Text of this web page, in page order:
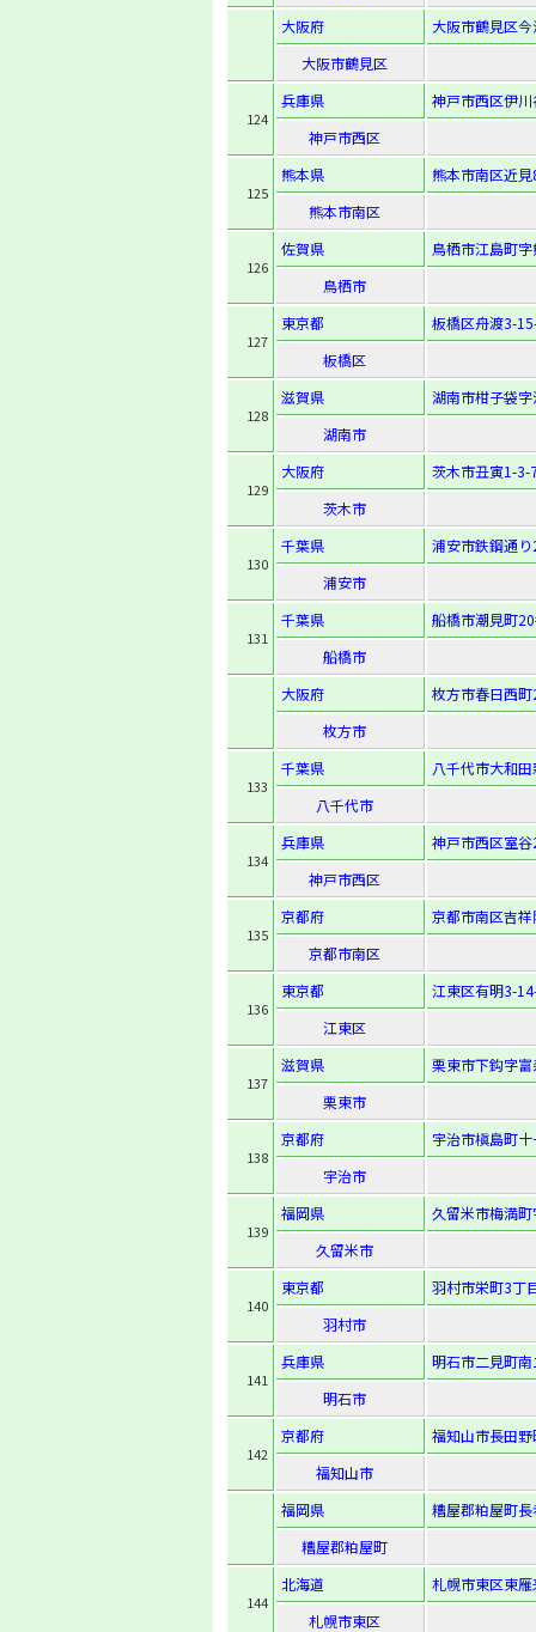
大阪府
大阪市鶴見区
大阪市鶴見区
124
兵庫県
神戸市西区伊
神戸市西区
125
熊本県
熊本市南区近
熊本市南区
126
佐賀県
鳥栖市江島町
鳥栖市
127
東京都
板橋区舟渡3-
板橋区
128
滋賀県
湖南市柑子袋
湖南市
129
大阪府
茨木市丑寅1-3-
茨木市
130
千葉県
浦安市鉄鋼通
浦安市
131
千葉県
船橋市潮見町
船橋市
大阪府
枚方市春日西
枚方市
133
千葉県
八千代市大和
八千代市
134
兵庫県
神戸市西区室
神戸市西区
135
京都府
京都市南区吉
京都市南区
136
東京都
江東区有明3-
江東区
137
滋賀県
栗東市下鈎字
栗東市
138
京都府
宇治市槇島町
宇治市
139
福岡県
久留米市梅満
久留米市
140
東京都
羽村市栄町3丁
羽村市
141
兵庫県
明石市二見町
明石市
142
京都府
福知山市長田
福知山市
福岡県
糟屋郡粕屋町
糟屋郡粕屋町
144
北海道
札幌市東区東
札幌市東区